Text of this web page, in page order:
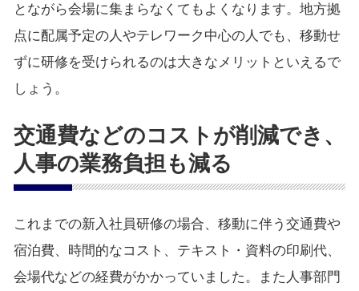
とながら会場に集まらなくてもよくなります。地方拠
点に配属予定の人やテレワーク中心の人でも、移動せ
ずに研修を受けられるのは大きなメリットといえるで
しょう。
交通費などのコストが削減でき、
人事の業務負担も減る
これまでの新入社員研修の場合、移動に伴う交通費や
宿泊費、時間的なコスト、テキスト・資料の印刷代、
会場代などの経費がかかっていました。また人事部門